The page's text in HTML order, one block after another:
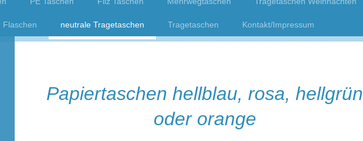
Flaschen neutrale Tragetaschen Tragetaschen Kontakt/Impressum
Papiertaschen hellblau, rosa, hellgrün
oder orange